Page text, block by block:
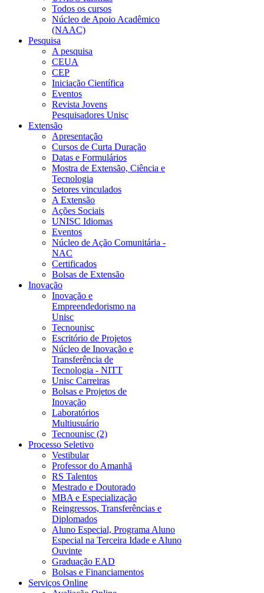
Todos os cursos
Núcleo de Apoio Acadêmico
(NAAC)
Pesquisa
A pesquisa
CEUA
CEP
Iniciação Científica
Eventos
Revista Jovens
Pesquisadores Unisc
Extensão
Apresentação
Cursos de Curta Duração
Datas e Formulários
Mostra de Extensão, Ciência e
Tecnologia
Setores vinculados
A Extensão
Ações Sociais
UNISC Idiomas
Eventos
Núcleo de Ação Comunitária -
NAC
Certificados
Bolsas de Extensão
Inovação
Inovação e
Empreendedorismo na
Unisc
Tecnounisc
Escritório de Projetos
Núcleo de Inovação e
Transferência de
Tecnologia - NITT
Unisc Carreiras
Bolsas e Projetos de
Inovação
Laboratórios
Multiusuário
Tecnounisc (2)
Processo Seletivo
Vestibular
Professor do Amanhã
RS Talentos
Mestrado e Doutorado
MBA e Especialização
Reingressos, Transferências e
Diplomados
Aluno Especial, Programa Aluno
Especial na Terceira Idade e Aluno
Ouvinte
Graduação EAD
Bolsas e Financiamentos
Serviços Online